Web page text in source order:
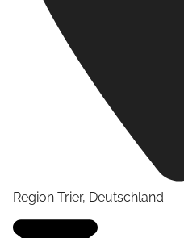
Region Trier, Deutschland